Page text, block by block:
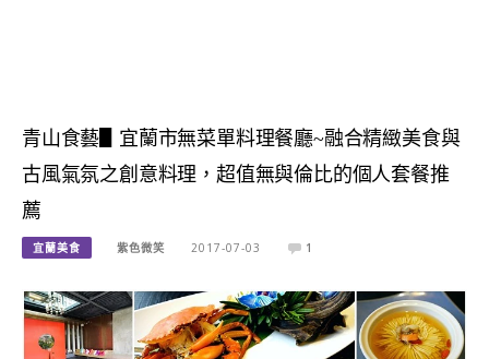
青山食藝▋宜蘭市無菜單料理餐廳~融合精緻美食與
古風氣氛之創意料理，超值無與倫比的個人套餐推
薦
宜蘭美食 紫色微笑 2017-07-03 1